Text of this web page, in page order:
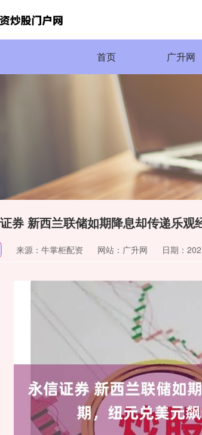
首页 广升网
券 新西兰联储如期降息却传递乐
来源：牛掌柜配资 网站：广升网 日期：